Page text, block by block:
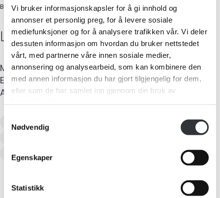
Vi bruker informasjonskapsler for å gi innhold og
annonser et personlig preg, for å levere sosiale
mediefunksjoner og for å analysere trafikken vår. Vi deler
dessuten informasjon om hvordan du bruker nettstedet
vårt, med partnerne våre innen sosiale medier,
annonsering og analysearbeid, som kan kombinere den
med annen informasjon du har gjort tilgjengelig for dem,
eller som de har samlet inn gjennom din bruk av
Nødvendig
Egenskaper
Statistikk
Medlemskap
Kurs og konferanser
Kompetanse
Forbruker
Aktuelt
BYGNINGSTØMRER/FAGINGENIØR
Leif-Arne Boge
Mobil: 906 76 086
E-post: leifarneboge@gmail.com
Adresse: Asskaret 45 A, 5310 HAUGLANDSHELLA
Tilstandsanalyse av boligeiendom
Naturskadetaksering (NP)